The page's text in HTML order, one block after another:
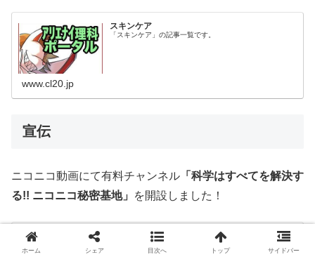
スキンケア
「スキンケア」の記事一覧です。
www.cl20.jp
宣伝
ニコニコ動画にて有料チャンネル 「科学はすべてを解決す
る!! ニコニコ秘密基地」
を開設しました！
科学はすべてを解決する!! ニコニコ秘密基地 - ニ
コニコチャンネル
科学は身の回りに溢れすぎて、逆に見えない。そんな科学
ホーム シェア 目次へ トップ サイドバー